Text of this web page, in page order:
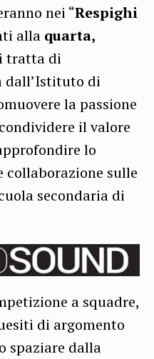
nei “Respighi
alla quarta,
tratta di
dall’Istituto di
la passione
il valore
lo
collaborazione sulle
secondaria di
a squadre,
di argomento
spaziare dalla